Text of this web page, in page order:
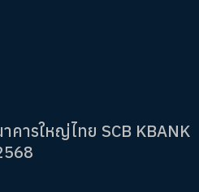
คารใหญ่ไทย SCB KBANK